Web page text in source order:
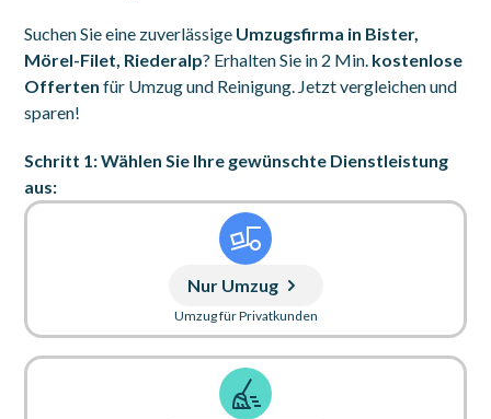
Suchen Sie eine zuverlässige Umzugsfirma in Bister,
Mörel-Filet, Riederalp? Erhalten Sie in 2 Min. kostenlose
Offerten für Umzug und Reinigung. Jetzt vergleichen und
sparen!
Schritt 1: Wählen Sie Ihre gewünschte Dienstleistung
aus:
Nur Umzug
Umzug für Privatkunden